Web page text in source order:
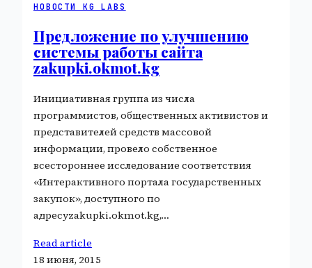
НОВОСТИ KG LABS
Предложение по улучшению
системы работы сайта
zakupki.okmot.kg
Инициативная группа из числа
программистов, общественных активистов и
представителей средств массовой
информации, провело собственное
всестороннее исследование соответствия
«Интерактивного портала государственных
закупок», доступного по
адресуzakupki.okmot.kg,…
Read article
18 июня, 2015